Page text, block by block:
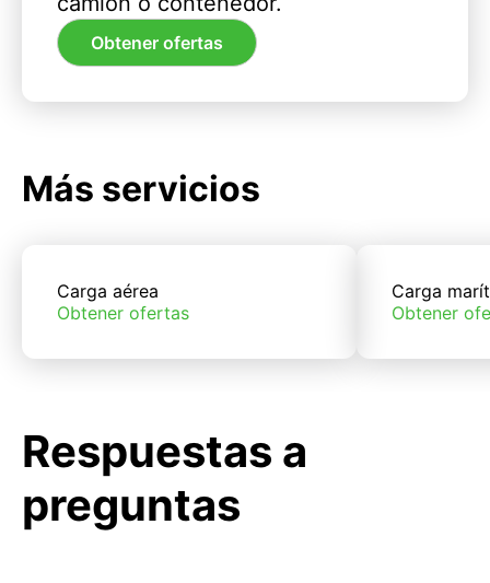
Obtener ofertas
Más servicios
Carga aérea
Obtener ofertas
Carga
Obtener
Respuestas a
preguntas